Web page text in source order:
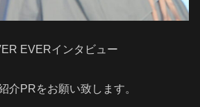
EVERインタビュー
介PRをお願い致します。